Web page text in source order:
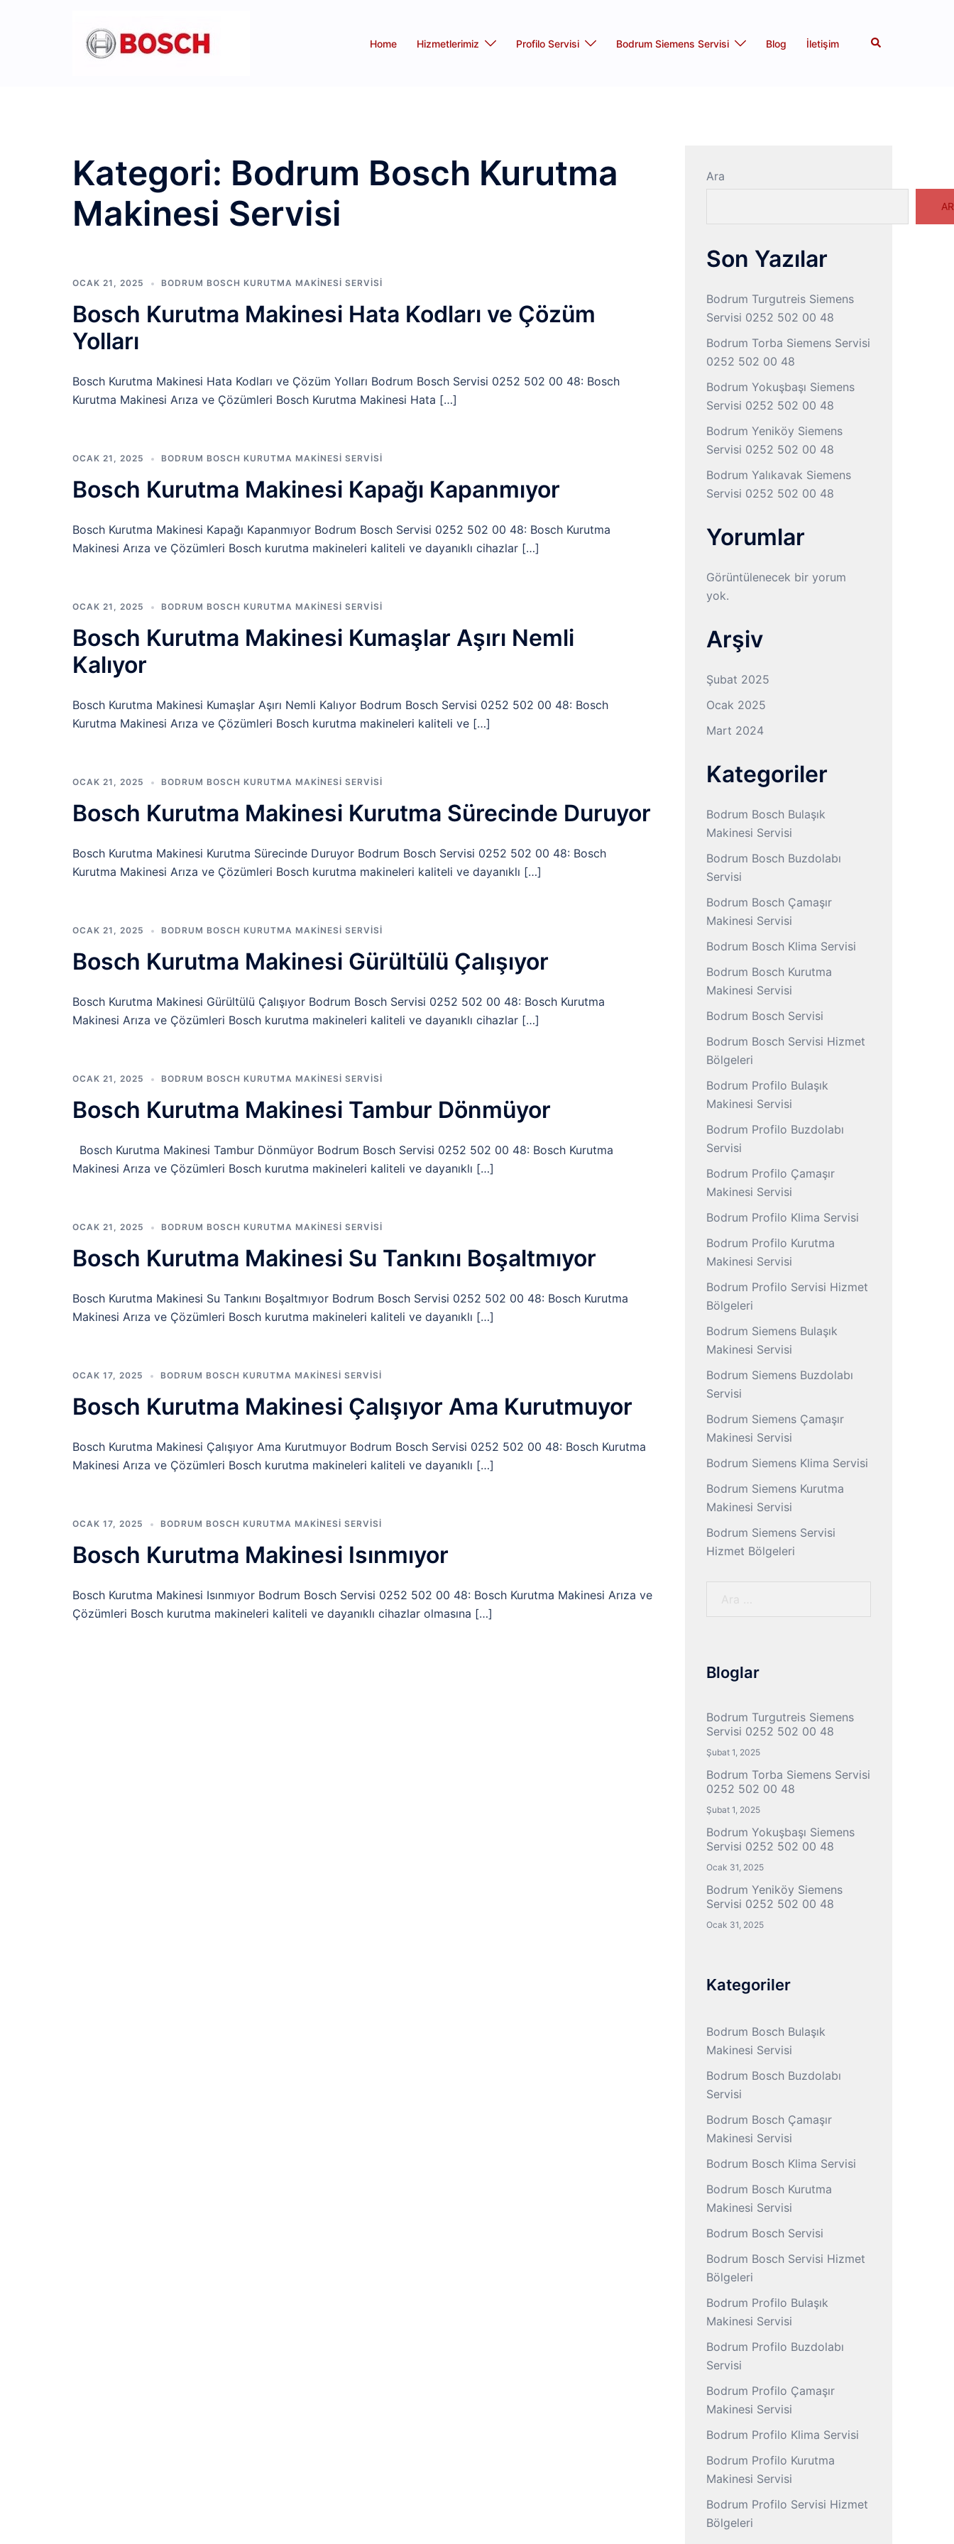
Home Hizmetlerimiz Profilo Servisi Bodrum Siemens Servisi Blog İletişim Search
Kategori: Bodrum Bosch Kurutma
Makinesi Servisi
OCAK 21, 2025 BODRUM BOSCH KURUTMA MAKINESI SERVISI
Bosch Kurutma Makinesi Hata Kodları ve Çözüm
Yolları
Bosch Kurutma Makinesi Hata Kodları ve Çözüm Yolları Bodrum Bosch Servisi 0252 502 00 48: Bosch
Kurutma Makinesi Arıza ve Çözümleri Bosch Kurutma Makinesi Hata […]
OCAK 21, 2025 BODRUM BOSCH KURUTMA MAKINESI SERVISI
Bosch Kurutma Makinesi Kapağı Kapanmıyor
Bosch Kurutma Makinesi Kapağı Kapanmıyor Bodrum Bosch Servisi 0252 502 00 48: Bosch Kurutma
Makinesi Arıza ve Çözümleri Bosch kurutma makineleri kaliteli ve dayanıklı cihazlar […]
OCAK 21, 2025 BODRUM BOSCH KURUTMA MAKINESI SERVISI
Bosch Kurutma Makinesi Kumaşlar Aşırı Nemli
Kalıyor
Bosch Kurutma Makinesi Kumaşlar Aşırı Nemli Kalıyor Bodrum Bosch Servisi 0252 502 00 48: Bosch
Kurutma Makinesi Arıza ve Çözümleri Bosch kurutma makineleri kaliteli ve […]
OCAK 21, 2025 BODRUM BOSCH KURUTMA MAKINESI SERVISI
Bosch Kurutma Makinesi Kurutma Sürecinde Duruyor
Bosch Kurutma Makinesi Kurutma Sürecinde Duruyor Bodrum Bosch Servisi 0252 502 00 48: Bosch
Kurutma Makinesi Arıza ve Çözümleri Bosch kurutma makineleri kaliteli ve dayanıklı […]
OCAK 21, 2025 BODRUM BOSCH KURUTMA MAKINESI SERVISI
Bosch Kurutma Makinesi Gürültülü Çalışıyor
Bosch Kurutma Makinesi Gürültülü Çalışıyor Bodrum Bosch Servisi 0252 502 00 48: Bosch Kurutma
Makinesi Arıza ve Çözümleri Bosch kurutma makineleri kaliteli ve dayanıklı cihazlar […]
OCAK 21, 2025 BODRUM BOSCH KURUTMA MAKINESI SERVISI
Bosch Kurutma Makinesi Tambur Dönmüyor
Bosch Kurutma Makinesi Tambur Dönmüyor Bodrum Bosch Servisi 0252 502 00 48: Bosch Kurutma
Makinesi Arıza ve Çözümleri Bosch kurutma makineleri kaliteli ve dayanıklı […]
OCAK 21, 2025 BODRUM BOSCH KURUTMA MAKINESI SERVISI
Bosch Kurutma Makinesi Su Tankını Boşaltmıyor
Bosch Kurutma Makinesi Su Tankını Boşaltmıyor Bodrum Bosch Servisi 0252 502 00 48: Bosch Kurutma
Makinesi Arıza ve Çözümleri Bosch kurutma makineleri kaliteli ve dayanıklı […]
OCAK 17, 2025 BODRUM BOSCH KURUTMA MAKINESI SERVISI
Bosch Kurutma Makinesi Çalışıyor Ama Kurutmuyor
Bosch Kurutma Makinesi Çalışıyor Ama Kurutmuyor Bodrum Bosch Servisi 0252 502 00 48: Bosch Kurutma
Makinesi Arıza ve Çözümleri Bosch kurutma makineleri kaliteli ve dayanıklı […]
OCAK 17, 2025 BODRUM BOSCH KURUTMA MAKINESI SERVISI
Bosch Kurutma Makinesi Isınmıyor
Bosch Kurutma Makinesi Isınmıyor Bodrum Bosch Servisi 0252 502 00 48: Bosch Kurutma Makinesi Arıza ve
Çözümleri Bosch kurutma makineleri kaliteli ve dayanıklı cihazlar olmasına […]
Ara
Son Yazılar
Bodrum Turgutreis Siemens
Servisi 0252 502 00 48
Bodrum Torba Siemens Servisi
0252 502 00 48
Bodrum Yokuşbaşı Siemens
Servisi 0252 502 00 48
Bodrum Yeniköy Siemens
Servisi 0252 502 00 48
Bodrum Yalıkavak Siemens
Servisi 0252 502 00 48
Yorumlar
Görüntülenecek bir yorum
yok.
Arşiv
Şubat 2025
Ocak 2025
Mart 2024
Kategoriler
Bodrum Bosch Bulaşık
Makinesi Servisi
Bodrum Bosch Buzdolabı
Servisi
Bodrum Bosch Çamaşır
Makinesi Servisi
Bodrum Bosch Klima Servisi
Bodrum Bosch Kurutma
Makinesi Servisi
Bodrum Bosch Servisi
Bodrum Bosch Servisi Hizmet
Bölgeleri
Bodrum Profilo Bulaşık
Makinesi Servisi
Bodrum Profilo Buzdolabı
Servisi
Bodrum Profilo Çamaşır
Makinesi Servisi
Bodrum Profilo Klima Servisi
Bodrum Profilo Kurutma
Makinesi Servisi
Bodrum Profilo Servisi Hizmet
Bölgeleri
Bodrum Siemens Bulaşık
Makinesi Servisi
Bodrum Siemens Buzdolabı
Servisi
Bodrum Siemens Çamaşır
Makinesi Servisi
Bodrum Siemens Klima Servisi
Bodrum Siemens Kurutma
Makinesi Servisi
Bodrum Siemens Servisi
Hizmet Bölgeleri
Bloglar
Bodrum Turgutreis Siemens
Servisi 0252 502 00 48
Şubat 1, 2025
Bodrum Torba Siemens Servisi
0252 502 00 48
Şubat 1, 2025
Bodrum Yokuşbaşı Siemens
Servisi 0252 502 00 48
Ocak 31, 2025
Bodrum Yeniköy Siemens
Servisi 0252 502 00 48
Ocak 31, 2025
Kategoriler
Bodrum Bosch Bulaşık
Makinesi Servisi
Bodrum Bosch Buzdolabı
Servisi
Bodrum Bosch Çamaşır
Makinesi Servisi
Bodrum Bosch Klima Servisi
Bodrum Bosch Kurutma
Makinesi Servisi
Bodrum Bosch Servisi
Bodrum Bosch Servisi Hizmet
Bölgeleri
Bodrum Profilo Bulaşık
Makinesi Servisi
Bodrum Profilo Buzdolabı
Servisi
Bodrum Profilo Çamaşır
Makinesi Servisi
Bodrum Profilo Klima Servisi
Bodrum Profilo Kurutma
Makinesi Servisi
Bodrum Profilo Servisi Hizmet
Bölgeleri